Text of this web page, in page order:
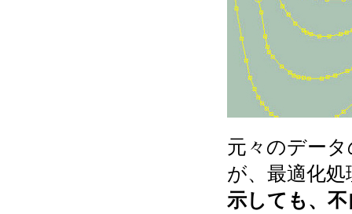
元々のデー
が、最適化
示しても、